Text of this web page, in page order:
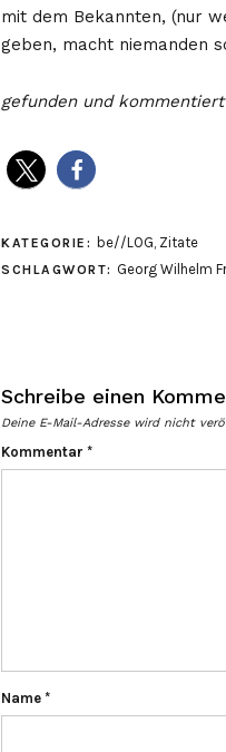
mit dem Bekannten, (nur
geben, macht niemanden
gefunden und kommentiert
KATEGORIE: be//LOG Zitate
SCHLAGWORT: Georg Wilhelm
Schreibe einen
Deine E-Mail-Adresse wird nicht
Kommentar *
Name *